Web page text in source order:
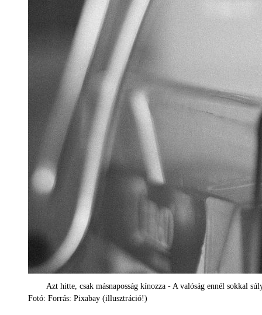
Azt hitte, csak másnaposság kínozza - A valóság ennél sokkal
Fotó: Forrás: Pixabay (illusztráció!)